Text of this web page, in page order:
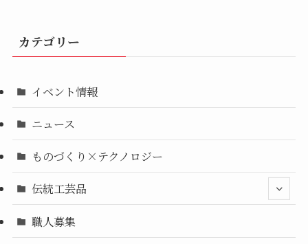
カテゴリー
イベント情報
ニュース
ものづくり×テクノロジー
伝統工芸品
職人募集